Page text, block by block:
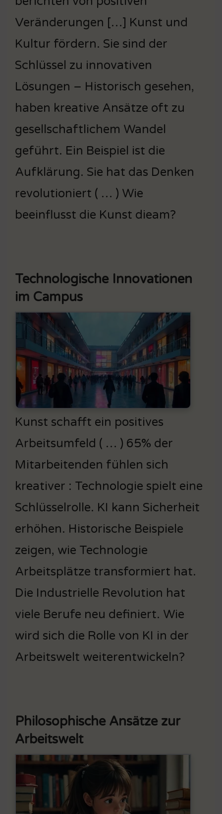
Veränderungen […] Kunst und
Kultur fördern. Sie sind der
Schlüssel zu innovativen
Lösungen – Historisch gesehen,
haben kreative Ansätze oft zu
gesellschaftlichem Wandel
geführt. Ein Beispiel ist die
Aufklärung. Sie hat das Denken
revolutioniert ( … ) Wie
beeinflusst die Kunst dieam?
Technologische Innovationen
im Campus
Kunst schafft ein positives
Arbeitsumfeld ( … ) 65% der
Mitarbeitenden fühlen sich
kreativer : Technologie spielt eine
Schlüsselrolle. KI kann Sicherheit
erhöhen. Historische Beispiele
zeigen, wie Technologie
Arbeitsplätze transformiert hat.
Die Industrielle Revolution hat
viele Berufe neu definiert. Wie
wird sich die Rolle von KI in der
Arbeitswelt weiterentwickeln?
Philosophische Ansätze zur
Arbeitswelt